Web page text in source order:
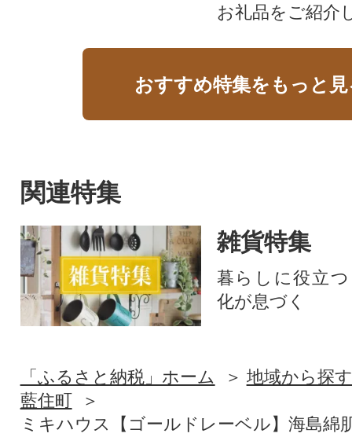
お礼品をご紹介
おすすめ特集をもっと
関連特集
雑貨特集
暮らしに役立
化が息づく
「ふるさと納税」ホーム
地域から探す
藍住町
ミキハウス【ゴールドレーベル】海島綿